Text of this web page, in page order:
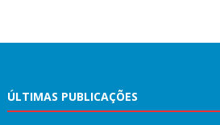
ÚLTIMAS PUBLICAÇÕES